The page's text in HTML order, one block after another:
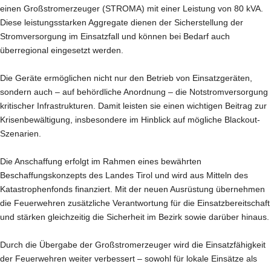
einen Großstromerzeuger (STROMA) mit einer Leistung von 80 kVA.
Diese leistungsstarken Aggregate dienen der Sicherstellung der
Stromversorgung im Einsatzfall und können bei Bedarf auch
überregional eingesetzt werden.
Die Geräte ermöglichen nicht nur den Betrieb von Einsatzgeräten,
sondern auch – auf behördliche Anordnung – die Notstromversorgung
kritischer Infrastrukturen. Damit leisten sie einen wichtigen Beitrag zur
Krisenbewältigung, insbesondere im Hinblick auf mögliche Blackout-
Szenarien.
Die Anschaffung erfolgt im Rahmen eines bewährten
Beschaffungskonzepts des Landes Tirol und wird aus Mitteln des
Katastrophenfonds finanziert. Mit der neuen Ausrüstung übernehmen
die Feuerwehren zusätzliche Verantwortung für die Einsatzbereitschaft
und stärken gleichzeitig die Sicherheit im Bezirk sowie darüber hinaus.
Durch die Übergabe der Großstromerzeuger wird die Einsatzfähigkeit
der Feuerwehren weiter verbessert – sowohl für lokale Einsätze als